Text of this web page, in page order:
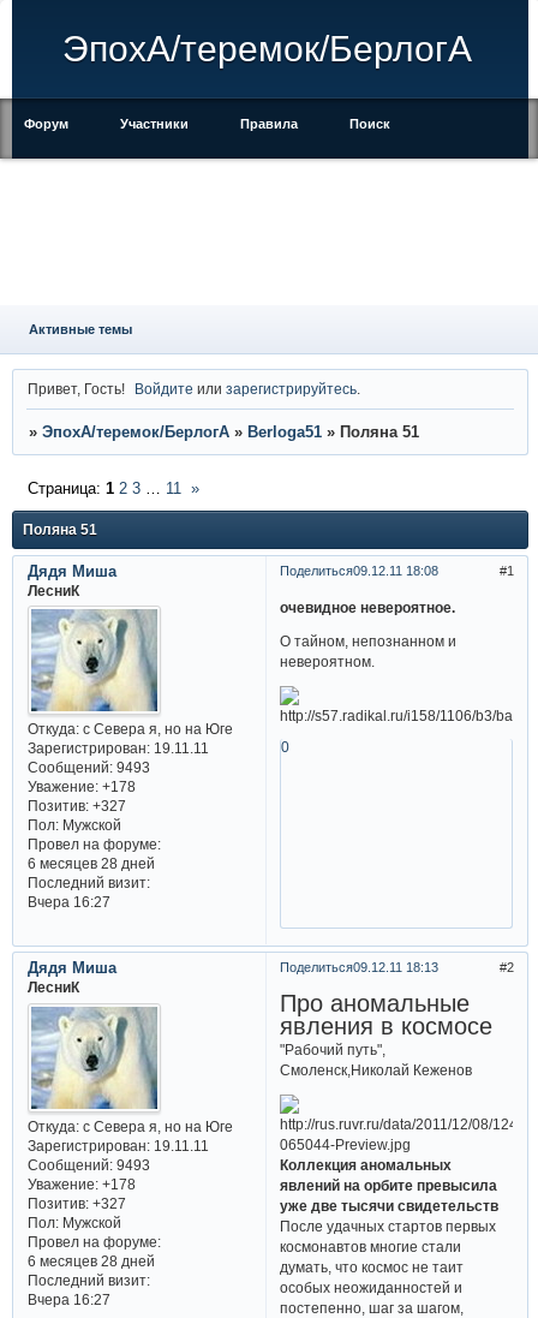
ЭпохА/теремок/БерлогА
Форум Участники Правила Поиск
Активные темы
Привет, Гость! Войдите илизарегистрируйтесь
» ЭпохА/теремок/БерлогА » Berloga51 » Поляна 51
Поляна 51
Страница: 1 2 3 … 11 »
Поделиться 1
09.12.11 18:08
Дядя Миша
ЛесниК
Откуда:с Севера я, но на Юге
Зарегистрирован: 19.11.11
Сообщений:9493
Уважение: +178
Позитив: +327
Пол:Мужской
Провел на форуме:
6 месяцев 28 дней
Последний визит:
Вчера 16:27
очевидное невероятное.
О тайном, непознанном и
невероятном.
0
Поделиться 2
09.12.11 18:13
Дядя Миша
ЛесниК
Откуда:с Севера я, но на Юге
Зарегистрирован: 19.11.11
Сообщений:9493
Уважение: +178
Позитив: +327
Пол:Мужской
Провел на форуме:
6 месяцев 28 дней
Последний визит:
Вчера 16:27
Про аномальные
явления в космосе
"Рабочий путь",
Смоленск,Николай Кеженов
Коллекция аномальных
явлений на орбите превысила
уже две тысячи свидетельств
После удачных стартов первых
космонавтов многие стали
думать, что космос не таит
особых неожиданностей и
постепенно, шаг за шагом,